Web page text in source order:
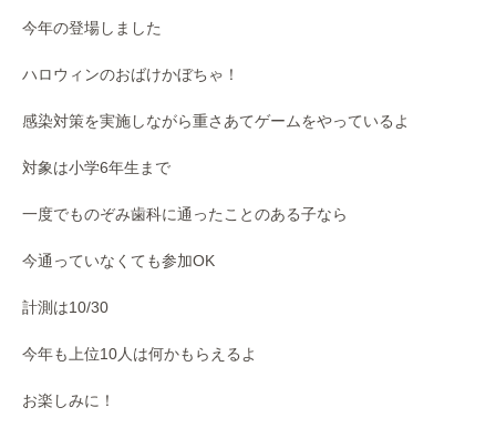
今年の登場しました
ハロウィンのおばけかぼちゃ！
感染対策を実施しながら重さあてゲームをやっているよ
対象は小学6年生まで
一度でものぞみ歯科に通ったことのある子なら
今通っていなくても参加OK
計測は10/30
今年も上位10人は何かもらえるよ
お楽しみに！